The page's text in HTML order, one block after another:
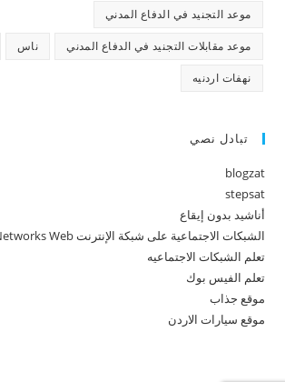
موعد التجنيد في الدفاع المدني
موعد مقابلات التجنيد في الدفاع المدني ناس
نهفات اردنيه
تبادل نصي
blogzat
stepsat
أناشيد بدون إيقاع
الشبكات الاجتماعية على شبكة الإنترنت Social Networks Web
تعلم الشبكات الاجتماعيه
تعلم الفيس بوك
موقع جذاب
موقع سيارات الاردن